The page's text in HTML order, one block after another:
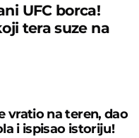
UFC borca!
tera suze na
vratio na teren, dao
i ispisao istoriju!